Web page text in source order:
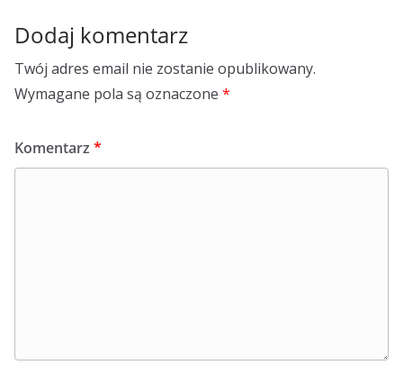
Dodaj komentarz
Twój adres email nie zostanie opublikowany.
Wymagane pola są oznaczone *
Komentarz *